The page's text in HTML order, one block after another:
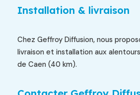
Installation & livraison
Chez Geffroy Diffusion, nous
livraison et installation aux
de Caen (40 km).